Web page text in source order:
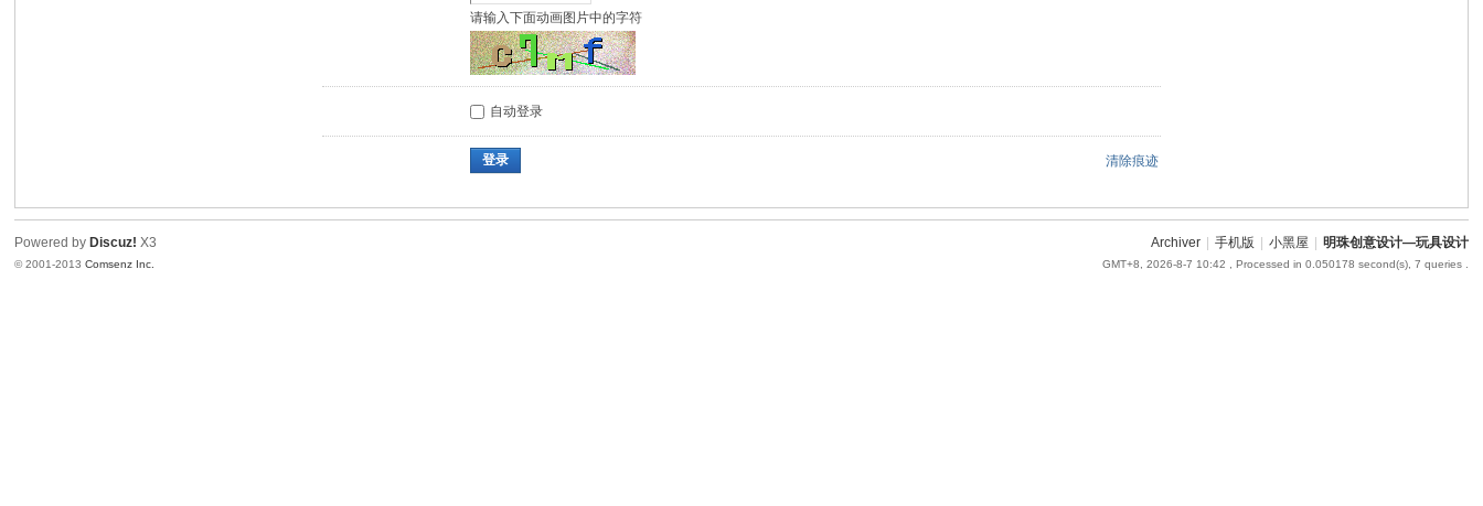
请输入下面动画图片中的字符
自动登录
登录 清除痕迹
Archiver 手机版 小黑屋 明珠创意设计—玩具设计
GMT+8, 2026-8-7 10:42 , Processed in 0.050178 second(s), 7 queries .
Powered by Discuz! X3
© 2001-2013Comsenz Inc.